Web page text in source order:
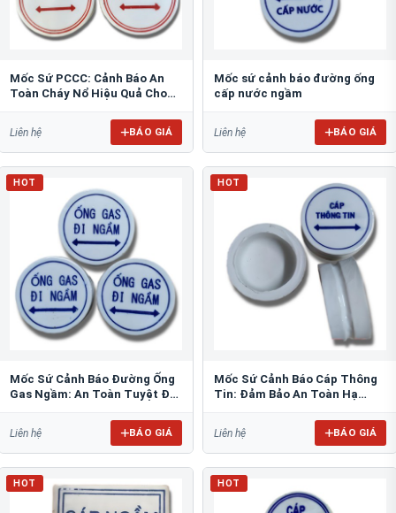
Mốc Sứ PCCC: Cảnh Báo An
Toàn Cháy Nổ Hiệu Quả Cho
Liên hệ BÁO GIÁ
Mốc sứ cảnh báo đường ống
cấp nước ngầm
Liên hệ BÁO GIÁ
HOT
Mốc Sứ Cảnh Báo Đường Ống
Gas Ngầm: An Toàn Tuyệt Đối
Liên hệ BÁO GIÁ
HOT
Mốc Sứ Cảnh Báo Cáp Thông
Tin: Đảm Bảo An Toàn Hạ
Liên hệ BÁO GIÁ
HOT HOT